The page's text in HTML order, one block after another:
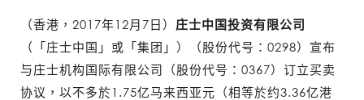
（香港，2017年12月7日） 庄士中国投资有限公司
（「庄士中国」或「集团」）（股份代号：0298）宣布
与庄士机构国际有限公司（股份代号：0367）订立买卖
协议，以不多於1.75亿马来西亚元（相等於约3.36亿港